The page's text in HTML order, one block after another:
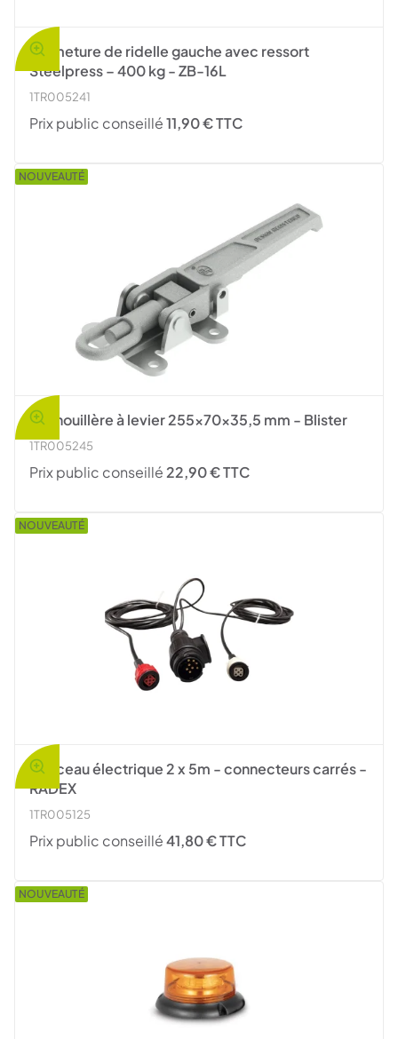
Fermeture de ridelle gauche avec ressort
Steelpress – 400 kg - ZB-16L
1TR005241
Prix public conseillé11,90 € TTC
Grenouillère à levier 255x70x35,5 mm - Blister
1TR005245
Prix public conseillé 22,90 € TTC
NOUVEAUTÉ
Faisceau électrique 2 x 5m - connecteurs carrés -
RADEX
1TR005125
Prix public conseillé41,80 € TTC
NOUVEAUTÉ
NOUVEAUTÉ